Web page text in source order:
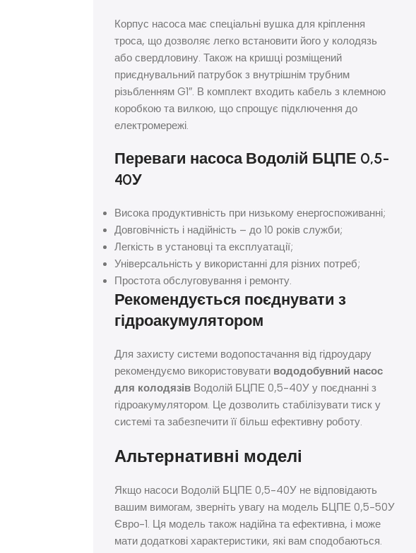
Корпус насоса має спеціальні вушка для кріплення
троса, що дозволяє легко встановити його у колодязь
або свердловину. Також на кришці розміщений
приєднувальний патрубок з внутрішнім трубним
різьбленням G1″. В комплект входить кабель з клемною
коробкою та вилкою, що спрощує підключення до
електромережі.
Переваги насоса Водолій БЦПЕ 0,5-
40У
Висока продуктивність при низькому енергоспоживанні;
Довговічність і надійність – до 10 років служби;
Легкість в установці та експлуатації;
Універсальність у використанні для різних потреб;
Простота обслуговування і ремонту.
Рекомендується поєднувати з
гідроакумулятором
Для захисту системи водопостачання від гідроудару
рекомендуємо використовувати вододобувний насос
для колодязівВодолій БЦПЕ 0,5-40У у поєднанні з
гідроакумулятором. Це дозволить стабілізувати тиск у
системі та забезпечити її більш ефективну роботу.
Альтернативні моделі
Якщо насоси Водолій БЦПЕ 0,5-40У не відповідають
вашим вимогам, зверніть увагу на модель БЦПЕ 0,5-50У
Євро-1. Ця модель також надійна та ефективна, і може
мати додаткові характеристики, які вам сподобаються.